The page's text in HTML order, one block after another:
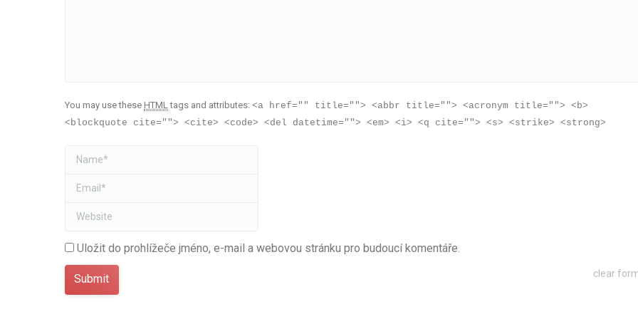
You may use these HTMLtags and attributes: <a href="" title=""> <abbr title=""> <acronym title=""> <b>
<blockquote cite=""> <cite> <code> <del datetime=""> <em> <i> <q cite=""> <s> <strike> <strong>
Name *
Email *
Website
Uložit do prohlížeče jméno, e-mail a webovou stránku pro budoucí komentáře.
clear
Submit